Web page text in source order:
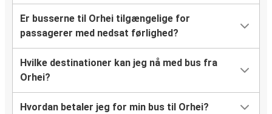
Er busserne til Orhei tilgængelige for
passagerer med nedsat førlighed?
Hvilke destinationer kan jeg nå med bus fra
Orhei?
Hvordan betaler jeg for min bus til Orhei?